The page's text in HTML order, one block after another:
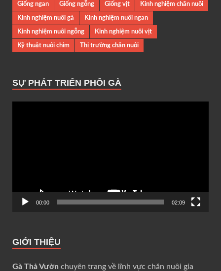
Giống ngan
Giống ngỗng Giống vịt
Kinh nghiệm chăn nuôi
Kinh nghiệm nuôi gà
Kinh nghiệm nuôi ngan
Kinh nghiệm nuôi ngỗng
Kinh nghiệm nuôi vịt
Kỹ thuật nuôi chim
Thị trường chăn nuôi
SỰ PHÁT TRIỂN PHÔI GÀ
00:00 02:09
GIỚI THIỆU
Gà Thả Vườn chuyên trang về lĩnh vực chăn nuôi gia